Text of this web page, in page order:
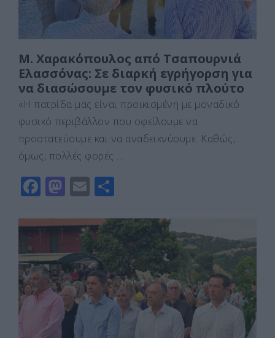
Μ. Χαρακόπουλος από Τσαπουρνιά
Ελασσόνας: Σε διαρκή εγρήγορση για
να διασώσουμε τον φυσικό πλούτο
«Η πατρίδα μας είναι προικισμένη με μοναδικό
φυσικό περιβάλλον που οφείλουμε να
προστατεύουμε και να αναδεικνύουμε. Καθώς,
όμως, πολλές φορές …
F
c
b
o
o
k
M
st
d
o
n
E
ai
l
ρ
α
σ
τε
ίτ
ε